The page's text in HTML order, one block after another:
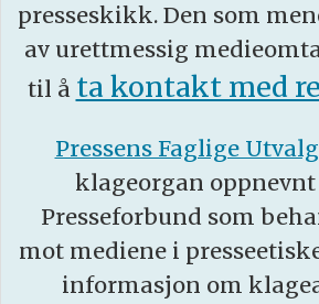
presseskikk. Den som
av urettmessig
til å ta kontakt med
Pressens Faglige
klageorgan
Presseforbund som
mot mediene i
informasjon om